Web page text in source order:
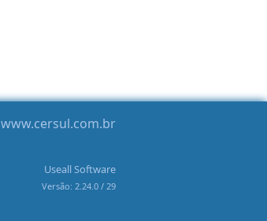
www.cersul.com.br
Useall Software
Versão: 2.24.0 / 29